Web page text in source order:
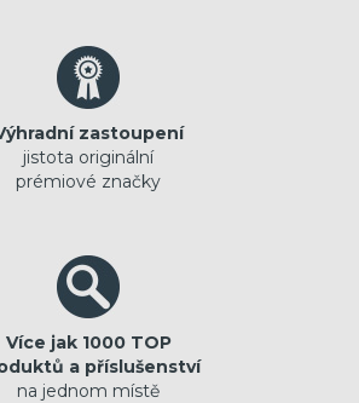
zastoupení
jistota originální
prémiové značky
Více jak 1000 TOP
a příslušenství
na jednom místě